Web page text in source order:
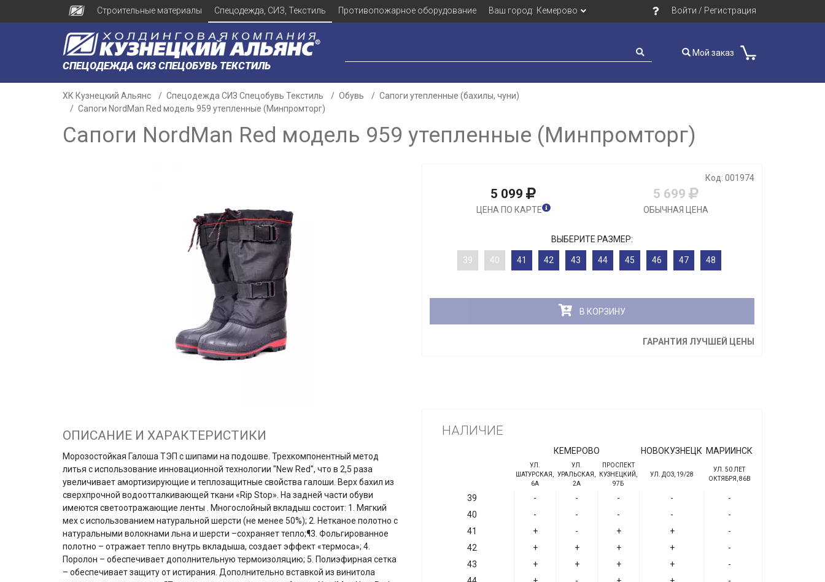
Строительные материалы Спецодежда, СИЗ, Текстиль Противопожарное оборудование Ваш город: Кемерово Войти / Регистрация
СПЕЦОДЕЖДА СИЗ СПЕЦОБУВЬ ТЕКСТИЛЬ
Мой заказ
ХК Кузнецкий Альянс Спецодежда СИЗ Спецобувь Текстиль Обувь
Сапоги утепленные (бахилы, чуни)
Сапоги NordMаn Red модель 959 утепленные (Минпромторг)
Сапоги NordMаn Red модель 959 утепленные (Минпромторг)
Код: 001974
5 099
ЦЕНА ПО КАРТЕ
5 699
ОБЫЧНАЯ ЦЕНА
ВЫБЕРИТЕ РАЗМЕР:
39 40 41 42 43 44 45 46 47 48
В КОРЗИНУ
ГАРАНТИЯ ЛУЧШЕЙ ЦЕНЫ
ОПИСАНИЕ И ХАРАКТЕРИСТИКИ
Морозостойкая Галоша ТЭП с шипами на подошве. Трехкомпонентный метод
литья с использование инновационной технологии "New Red", что в 2,5 раза
увеличивает амортизирующие и теплозащитные свойства галоши. Верх бахил из
сверхпрочной водоотталкивающей ткани «Rip Stop». На задней части обуви
имеются светоотражающие ленты . Многослойный вкладыш состоит: 1. Мягкий
мех с использованием натуральной шерсти (не менее 50%); 2. Нетканое полотно с
натуральными волокнами льна и шерсти –сохраняет тепло;¶3. Фольгированное
полотно – отражает тепло внутрь вкладыша, создает эффект «термоса»; 4.
Поролон – обеспечивает дополнительную термоизоляцию; 5. Полиэфирная сетка
– обеспечивает защиту от истирания. Дополнительно вставкой из винитола
НАЛИЧИЕ
КЕМЕРОВО НОВОКУЗНЕЦК МАРИИНСК
УЛ.
ШАТУРСКАЯ,
6А
УЛ.
УРАЛЬСКАЯ,
2А
ПРОСПЕКТ
КУЗНЕЦКИЙ,
97Б
УЛ. ДОЗ, 19/28
УЛ. 50 ЛЕТ
ОКТЯБРЯ, 86В
39 - - - -
-
40
- - - -
-
41
+ - + +
-
42
+ + + +
-
43
+ + + +
-